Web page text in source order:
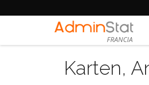
FRANCIA
Karten,